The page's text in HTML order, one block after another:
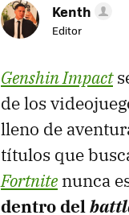
Kenth
Editor
Genshin Impact
de los
lleno de
títulos que
Fortnite nunca
dentro del